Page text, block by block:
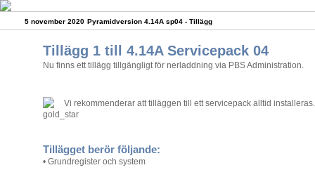
5 november 2020 Pyramidversion 4.14A sp04 - Tillägg
Tillägg 1 till 4.14A Servicepack 04
Nu finns ett tillägg tillgängligt för nerladdning via PBS Administration.
Vi rekommenderar att tilläggen till ett servicepack alltid installeras.
Tillägget berör följande:
• Grundregister och system